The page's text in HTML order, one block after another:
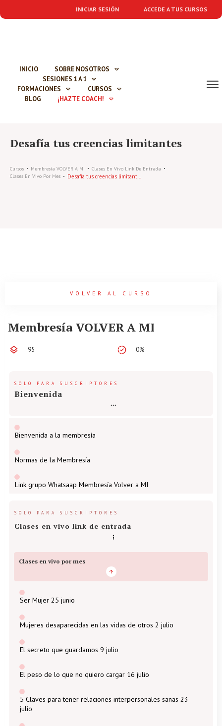
INICIAR SESIÓN ACCEDE A TUS CURSOS
INICIO
SOBRE NOSOTROS
SESIONES 1 A 1
FORMACIONES
CURSOS
BLOG
¡HAZTE COACH!
Desafía tus creencias limitantes
Cursos Membresía VOLVER A MI
Clases En Vivo Link De Entrada
Clases En Vivo Por Mes
VOLVER AL CURSO
Membresía VOLVER A MI
95 0%
SOLO PARA SUSCRIPTORES
Bienvenida
Bienvenida a la membresía
Normas de la Membresía
Link grupo Whatsaap Membresía Volver a MI
SOLO PARA SUSCRIPTORES
Clases en vivo link de entrada
Clases en vivo por mes
Ser Mujer 25 junio
Mujeres desaparecidas en las vidas de otros 2 julio
El secreto que guardamos 9 julio
El peso de lo que no quiero cargar 16 julio
5 Claves para tener relaciones interpersonales sanas 23
julio